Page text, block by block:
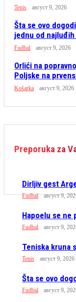
Tenis август 9, 2026
Šta se ovo
jednu od
Fudbal август 9, 2026
Orlići na
Poljske na
Košarka август 9, 2026
Preporuka za
Dirljiv gest
Fudbal август 9,
Hapoelu se ne
Fudbal август 9,
Teniska kruna
Tenis август 9, 2026
Šta se ovo
Fudbal август 9,